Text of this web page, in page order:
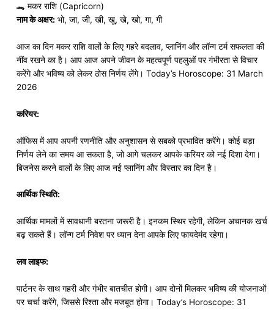
🐊 मकर राशि (Capricorn)
नाम के अक्षर: भो, जा, जी, खी, खू, खे, खो, गा, गी
आज का दिन मकर राशि वालों के लिए गहरे बदलाव, प्लानिंग और लॉन्ग टर्म सफलता की
नींव रखने का है। आप आज अपने जीवन के महत्वपूर्ण पहलुओं पर गंभीरता से विचार
करेंगे और भविष्य को लेकर ठोस निर्णय लेंगे। Today’s Horoscope: 31 March
2026
करियर:
ऑफिस में आप अपनी रणनीति और अनुशासन से सबको प्रभावित करेंगे। कोई बड़ा
निर्णय लेने का समय आ सकता है, जो आगे चलकर आपके करियर को नई दिशा देगा।
बिजनेस करने वालों के लिए आज नई प्लानिंग और विस्तार का दिन है।
आर्थिक स्थिति:
आर्थिक मामलों में सावधानी बरतना जरूरी है। इनकम स्थिर रहेगी, लेकिन अचानक खर्च
बढ़ सकते हैं। लॉन्ग टर्म निवेश पर ध्यान देना आपके लिए फायदेमंद रहेगा।
लव लाइफ:
पार्टनर के साथ गहरी और गंभीर बातचीत होगी। आप दोनों मिलकर भविष्य की योजनाओं
पर चर्चा करेंगे, जिससे रिश्ता और मजबूत होगा। Today’s Horoscope: 31